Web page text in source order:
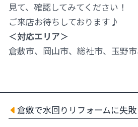
見て、確認してみてください！
ご来店お待ちしております♪
＜対応エリア＞
倉敷市、岡山市、総社市、玉野
倉敷で水回りリフォームに失